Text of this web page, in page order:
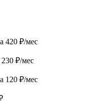
420 ₽/мес
230 ₽/мес
120 ₽/мес